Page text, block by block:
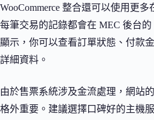
WooCommerce 整合還可以使用更多
每筆交易的記錄都會在 MEC 後台的
顯示，你可以查看訂單狀態、付款
詳細資料。
由於售票系統涉及金流處理，網站
格外重要。建議選擇口碑好的主機